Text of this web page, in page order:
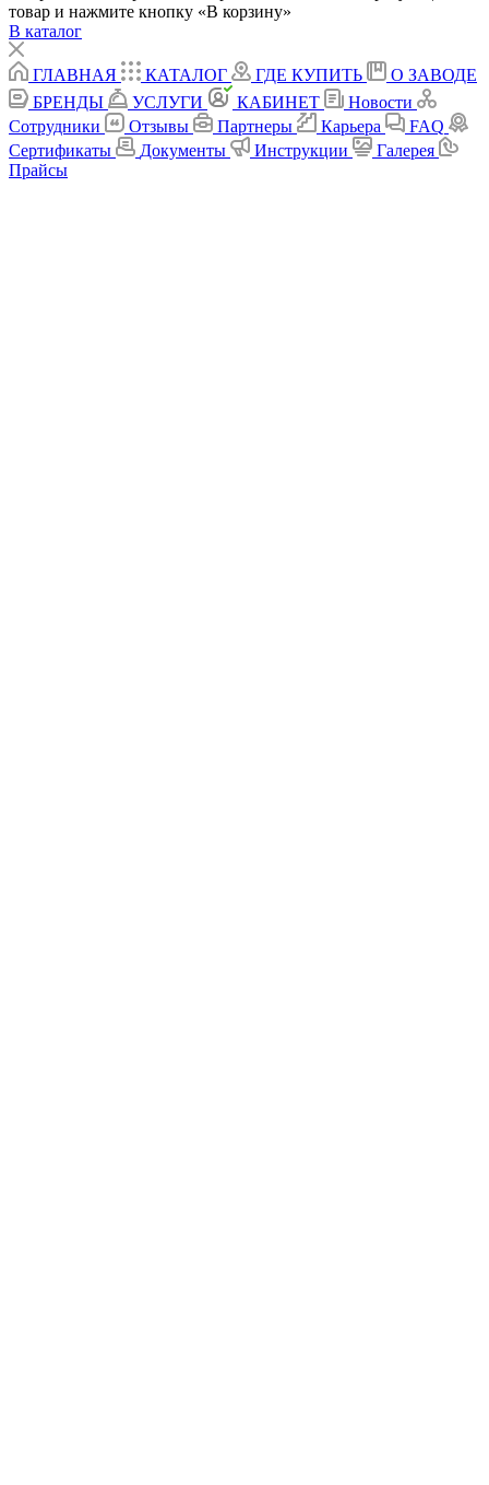
товар и нажмите кнопку «В корзину»
В каталог
ГЛАВНАЯ КАТАЛОГ ГДЕ КУПИТЬ
О ЗАВОДЕ
БРЕНДЫ
УСЛУГИ КАБИНЕТ
Новости
Сотрудники
Отзывы Партнеры Карьера
FAQ
Сертификаты
Документы Инструкции
Галерея
Прайсы